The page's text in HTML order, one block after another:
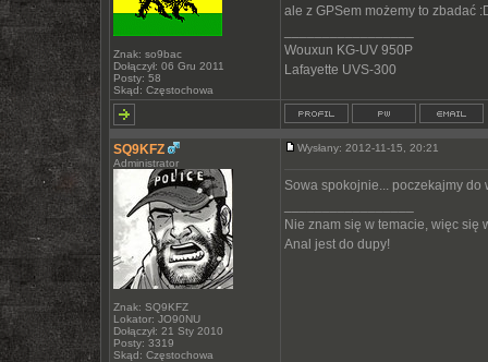
Znak: so9bac
Dołączył: 06 Gru 2011
Posty: 58
Skąd: Częstochowa
ale z GPSem możemy to zbadać
Wouxun KG-UV 950P
Lafayette UVS-300
SQ9KFZ
Administrator
Znak: SQ9KFZ
Lokator: JO90NU
Dołączył: 21 Sty 2010
Posty: 3319
Skąd: Częstochowa
Wysłany: 2012-11-15, 20:21
Sowa spokojnie... poczekajmy do
Nie znam się w temacie, więc się
Anal jest do dupy!